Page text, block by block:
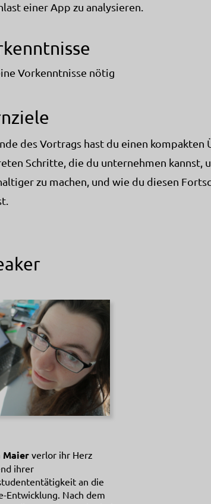
einer App zu analysieren.
Vorkenntnisse nötig
des Vortrags hast du einen kompakten
Schritte, die du unternehmen kannst,
zu machen, und wie du diesen
Maierverlor ihr Herz
ihrer
an die
Entwicklung. Nach dem